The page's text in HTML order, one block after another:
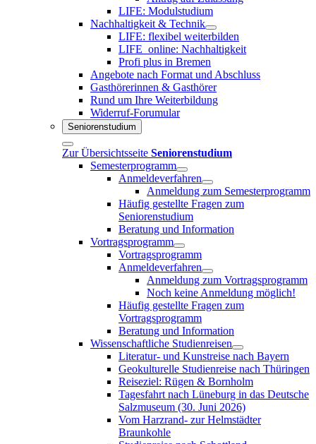
LIFE: Modulstudium
Nachhaltigkeit & Technik
LIFE: flexibel weiterbilden
LIFE_online: Nachhaltigkeit
Profi plus in Bremen
Angebote nach Format und Abschluss
Gasthörerinnen & Gasthörer
Rund um Ihre Weiterbildung
Widerruf-Forumular
Seniorenstudium
Zur Übersichtsseite Seniorenstudium
Semesterprogramm
Anmeldeverfahren
Anmeldung zum Semesterprogramm
Häufig gestellte Fragen zum
Seniorenstudium
Beratung und Information
Vortragsprogramm
Vortragsprogramm
Anmeldeverfahren
Anmeldung zum Vortragsprogramm
Noch keine Anmeldung möglich!
Häufig gestellte Fragen zum
Vortragsprogramm
Beratung und Information
Wissenschaftliche Studienreisen
Literatur- und Kunstreise nach Bayern
Geokulturelle Studienreise nach Thüringen
Reiseziel: Rügen & Bornholm
Tagesfahrt nach Lüneburg in das Deutsche
Salzmuseum (30. Juni 2026)
Vom Harzrand- zur Helmstädter
Braunkohle